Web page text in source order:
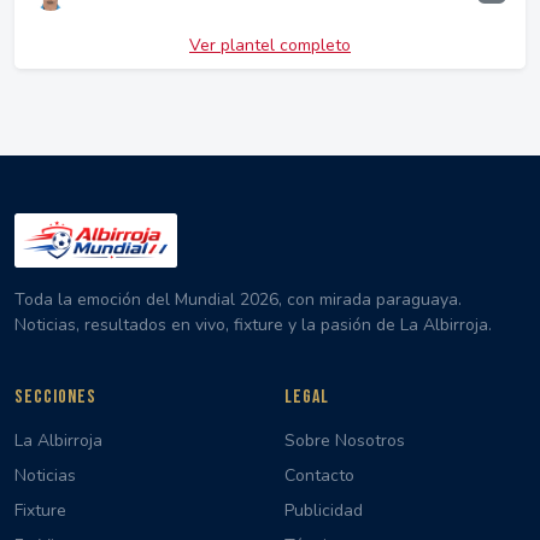
Ver plantel completo
Toda la emoción del Mundial 2026, con mirada paraguaya.
Noticias, resultados en vivo, fixture y la pasión de La Albirroja.
SECCIONES
La Albirroja
Noticias
Fixture
LEGAL
Sobre Nosotros
Contacto
Publicidad